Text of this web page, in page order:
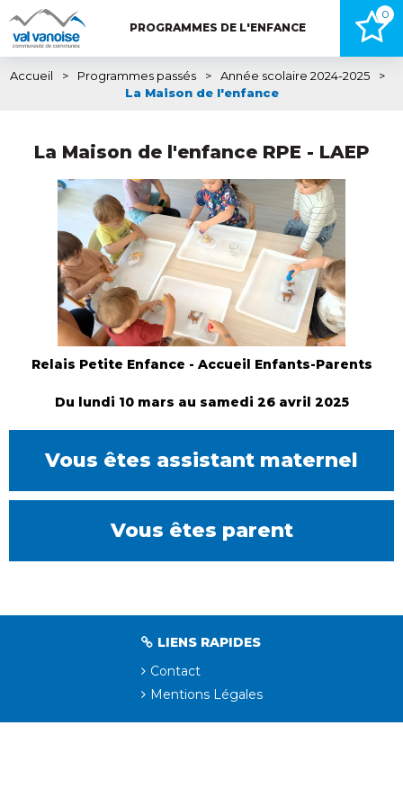
PROGRAMMES DE L'ENFANCE
0
Accueil > Programmes passés > Année scolaire 2024-2025
>
La Maison de l'enfance
La Maison de l'enfance RPE - LAEP
Relais Petite Enfance - Accueil Enfants-Parents
Du lundi 10 mars au samedi 26 avril 2025
Vous êtes assistant maternel
Vous êtes parent
LIENS RAPIDES
Contact
Mentions Légales